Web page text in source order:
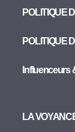
POLITIQUE
POLITIQUE
Influenceurs
LA